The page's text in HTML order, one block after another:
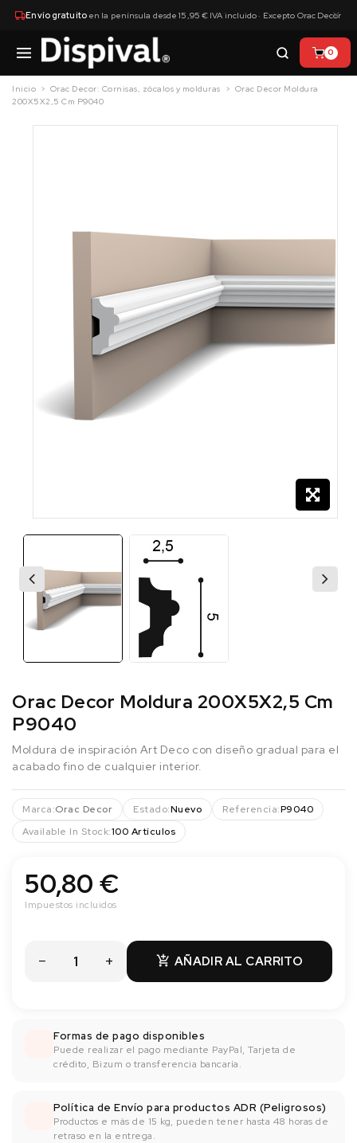
Envío gratuitoen la península desde 15,95 € IVA incluido · Excepto Orac Decor
×
0
Inicio Orac Decor: Cornisas, zócalos y molduras
Orac Decor Moldura
200X5X2,5 Cm P9040
Orac Decor Moldura 200X5X2,5 Cm
P9040
Moldura de inspiración Art Deco con diseño gradual para el
acabado fino de cualquier interior.
Marca:Orac Decor Estado:Nuevo Referencia:P9040
Available In Stock:100 Artículos
50,80 €
Impuestos incluidos
 AÑADIR AL CARRITO
Formas de pago disponibles
Puede realizar el pago mediante PayPal, Tarjeta de
crédito, Bizum o transferencia bancaría.
Política de Envío para productos ADR (Peligrosos)
Productos e más de 15 kg, pueden tener hasta 48 horas de
retraso en la entrega.